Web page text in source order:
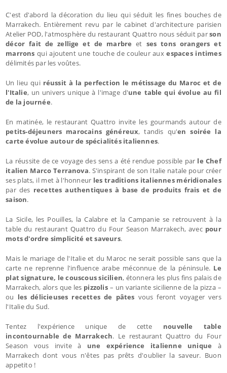
C'est d'abord la décoration du lieu qui séduit les fines bouches de
Marrakech. Entièrement revu par le cabinet d'architecture parisien
Atelier POD, l'atmosphère du restaurant Quattro nous séduit parson
décor fait de zellige et de marbreet ses tons orangers et
marrons qui ajoutent une touche de couleur auxespaces intimes
délimités par les voûtes.
Un lieu qui réussit à la perfection le métissage du Maroc et de
l'Italie, un univers unique à l'image d'une table qui évolue au fil
de la journée.
En matinée, le restaurant Quattro invite les gourmands autour de
petits-déjeuners marocains généreux, tandis qu'en soirée la
carte évolue autour de spécialités italiennes.
La réussite de ce voyage des sens a été rendue possible par le Chef
italien Marco Terranova. S'inspirant de son Italie natale pour créer
ses plats, il met à l'honneur les traditions italiennes méridionales
par des recettes authentiques à base de produits frais et de
saison.
La Sicile, les Pouilles, la Calabre et la Campanie se retrouvent à la
table du restaurant Quattro du Four Season Marrakech, avec pour
mots d'ordre simplicité et saveurs.
Mais le mariage de l'Italie et du Maroc ne serait possible sans que la
carte ne reprenne l'influence arabe méconnue de la péninsule. Le
plat signature, le couscous sicilien, étonnera les plus fins palais de
Marrakech, alors que les pizzolis – un variante sicilienne de la pizza –
ou les délicieuses recettes de pâtes vous feront voyager vers
l'Italie du Sud.
Tentez l'expérience unique de cette nouvelle table
incontournable de Marrakech. Le restaurant Quattro du Four
Season vous invite à une expérience italienne unique à
Marrakech dont vous n'êtes pas prêts d'oublier la saveur. Buon
appetito !